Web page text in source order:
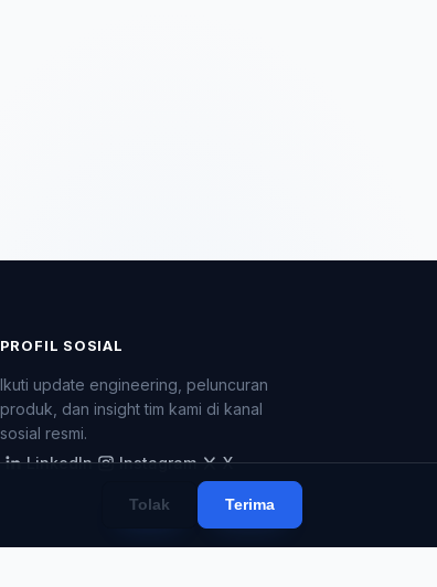
PROFIL SOSIAL
Ikuti update engineering, peluncuran
produk, dan insight tim kami di kanal
sosial resmi.
LinkedIn
Instagram X
Tolak Terima